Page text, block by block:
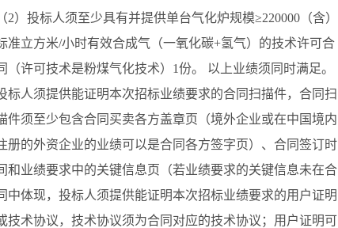
（2）投标人须至少具有并提供单台气化炉规模≥220000（含）
准立方米/小时有效合成气（一氧化碳+氢气）的技术许可合
（许可技术是粉煤气化技术）1份。 以上业绩须同时满足。
标人须提供能证明本次招标业绩要求的合同扫描件，合同扫
件须至少包含合同买卖各方盖章页（境外企业或在中国境内
册的外资企业的业绩可以是合同各方签字页）、合同签订时
和业绩要求中的关键信息页（若业绩要求的关键信息未在合
中体现，投标人须提供能证明本次招标业绩要求的用户证明
技术协议，技术协议须为合同对应的技术协议；用户证明可